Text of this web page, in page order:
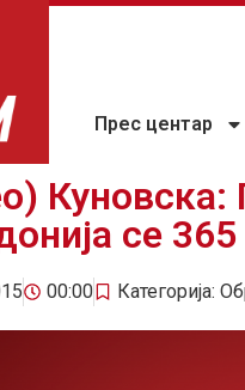
Прес центар
Куновска:
се
00:00 Категорија: